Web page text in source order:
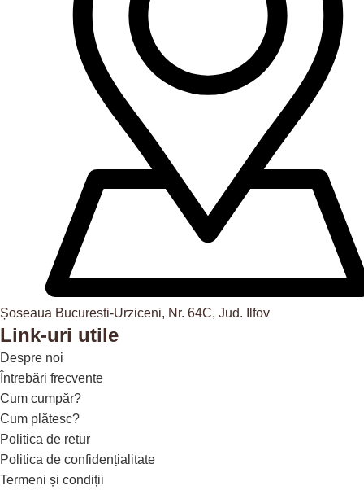
Șoseaua Bucuresti-Urziceni, Nr. 64C, Jud. Ilfov
Link-uri utile
Despre noi
Întrebări frecvente
Cum cumpăr?
Cum plătesc?
Politica de retur
Politica de confidențialitate
Termeni și condiții